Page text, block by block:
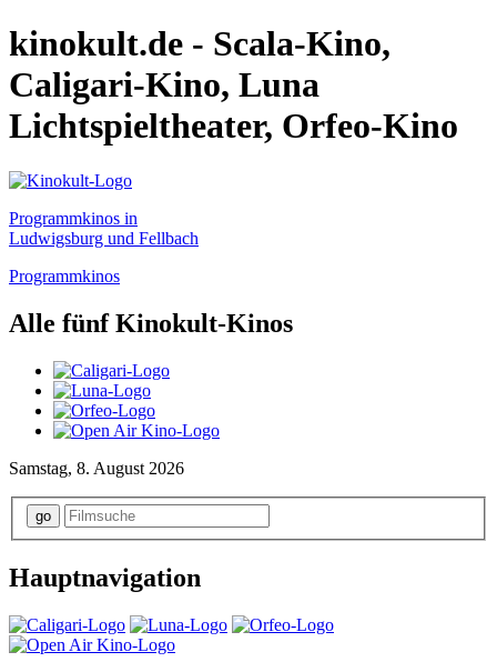
kinokult.de - Scala-Kino,
Caligari-Kino, Luna
Lichtspieltheater, Orfeo-Kino
Programmkinos in
Ludwigsburg und Fellbach
Programmkinos
Alle fünf Kinokult-Kinos
Samstag, 8. August 2026
Hauptnavigation